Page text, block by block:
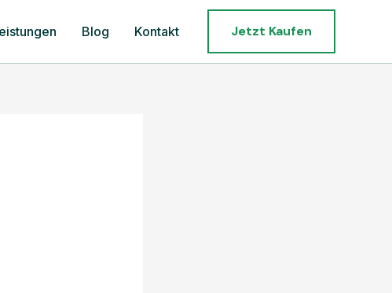
Blog Kontakt Jetzt Kaufen